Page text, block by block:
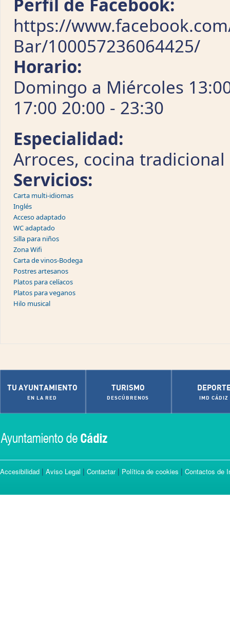
Perfil de Facebook:
https://
Bar/100057236064425/
Horario:
Domingo a Miércoles
17:00 20:00 - 23:30
Especialidad:
Arroces, cocina tradicional
Servicios:
Carta multi-idiomas
Inglés
Acceso adaptado
WC adaptado
Silla para niños
Zona Wifi
Carta de vinos-Bodega
Postres artesanos
Platos para celíacos
Platos para veganos
Hilo musical
TU AYUNTAMIENTO
EN LA RED
TURISMO
DESCÚBRENOS IMD CÁDIZ
Accesibilidad | Aviso Legal | Contactar| Política de cookies | Contactos de